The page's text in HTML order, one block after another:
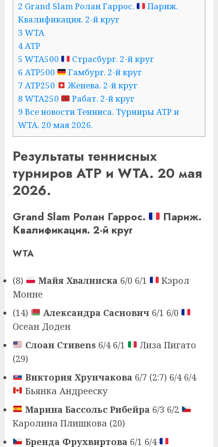
2 Grand Slam Ролан Гаррос.
Париж.
Квалификация. 2-й круг
3 WTA
4 ATP
5 WTA500
Страсбург. 2-й круг
6 ATP500
Гамбург. 2-й круг
7 ATP250
Женева. 2-й круг
8 WTA250
Рабат. 2-й круг
9 Все новости Тенниса. Турниры ATP и
WTA. 20 мая 2026.
Результаты теннисных
турниров ATP и WTA. 20 мая
2026.
Grand Slam Ролан Гаррос.
Париж.
Квалификация. 2-й круг
WTA
(8) Майя Хвалинска 6/0 6/1
Кэрол
Монне
(14)
Александра Саснович6/1 6/0
Осеан Доден
Слоан Стивens6/4 6/1
Лиза Пигато
(29)
Виктория Хрунчакова 6/7 (2:7) 6/4 6/4
Бьянка Андрееску
Марина Бассольс Рибейра 6/3 6/2
Каролина Плишкова (20)
Бренда Фрухвиртова 6/1 6/4